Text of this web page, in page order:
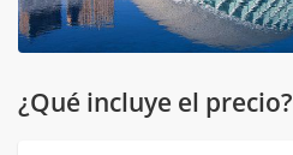
¿Qué incluye el precio?